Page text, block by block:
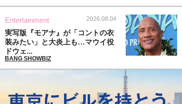
Entertainment 2026.08.04
実写版『モアナ』が「コントの衣
装みたい」と大炎上も…マウイ役
ドウェ...
BANG SHOWBIZ